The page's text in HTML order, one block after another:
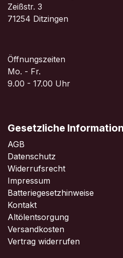
Zeißstr. 3
71254 Ditzingen
Öffnungszeiten
Mo. - Fr.
9.00 - 17.00 Uhr
Gesetzliche
AGB
Datenschutz
Widerrufsrecht
Impressum
Batteriegesetzhinweise
Kontakt
Altölentsorgung
Versandkosten
Vertrag widerrufen